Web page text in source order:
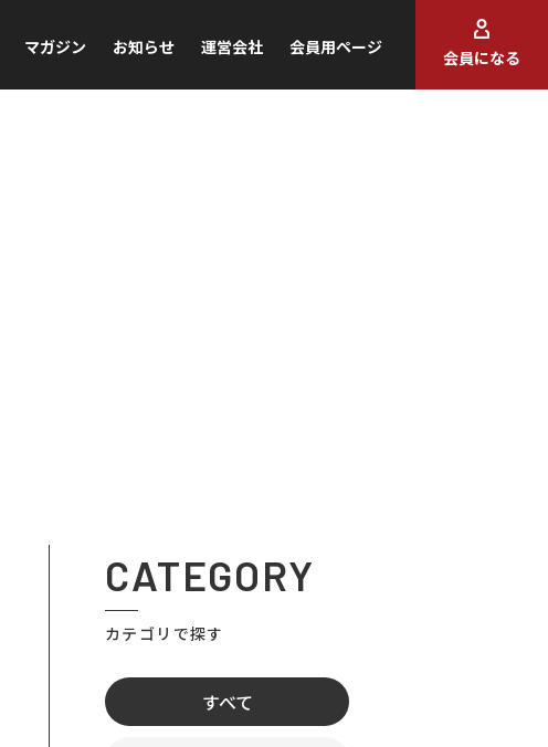
マガジン お知らせ 運営会社 会員用ページ
会員になる
CATEGORY
カテゴリで探す
すべて